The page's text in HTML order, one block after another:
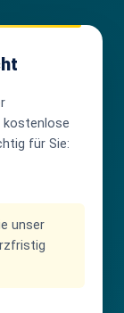
kostenlose
für Sie:
unser